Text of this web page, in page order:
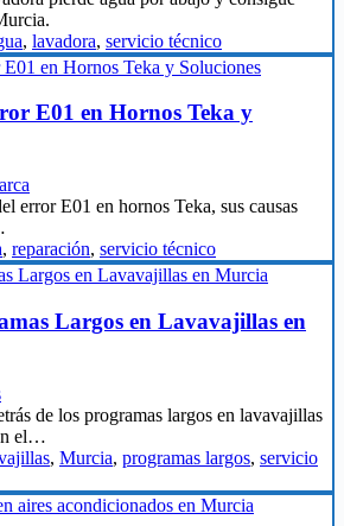
, lavadora, servicio técnico
E01 en Hornos Teka y
error E01 en hornos Teka, sus causas
, reparación, servicio técnico
Largos en Lavavajillas en
de los programas largos en lavavajillas
el…
, Murcia, programas largos, servicio